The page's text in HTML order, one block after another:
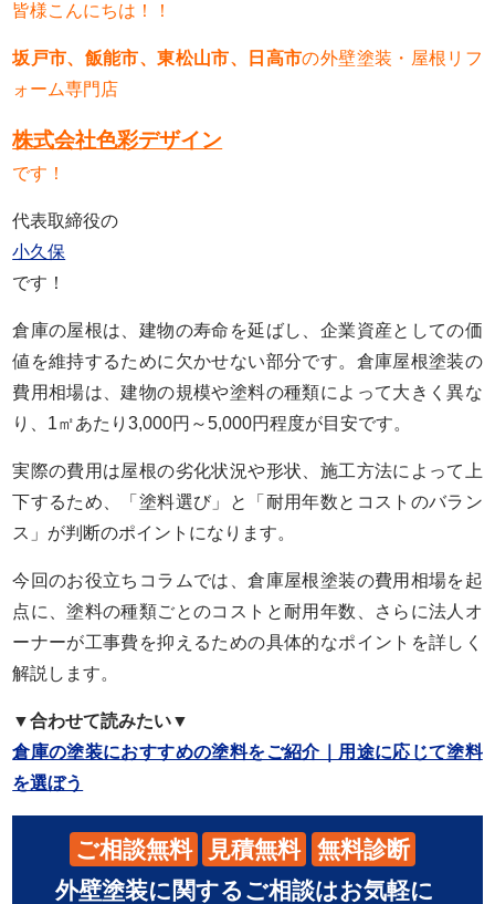
皆様こんにちは！！
坂戸市、飯能市、東松山市、日高市の外壁塗装・屋根リフ
ォーム専門店
株式会社色彩デザイン
です！
代表取締役の
小久保
です！
倉庫の屋根は、建物の寿命を延ばし、企業資産としての価
値を維持するために欠かせない部分です。倉庫屋根塗装の
費用相場は、建物の規模や塗料の種類によって大きく異な
り、1㎡あたり3,000円～5,000円程度が目安です。
実際の費用は屋根の劣化状況や形状、施工方法によって上
下するため、「塗料選び」と「耐用年数とコストのバラン
ス」が判断のポイントになります。
今回のお役立ちコラムでは、倉庫屋根塗装の費用相場を起
点に、塗料の種類ごとのコストと耐用年数、さらに法人オ
ーナーが工事費を抑えるための具体的なポイントを詳しく
解説します。
▼合わせて読みたい▼
倉庫の塗装におすすめの塗料をご紹介｜用途に応じて塗料
を選ぼう
ご相談無料 見積無料
無料診断
外壁塗装に関するご相談はお気軽に